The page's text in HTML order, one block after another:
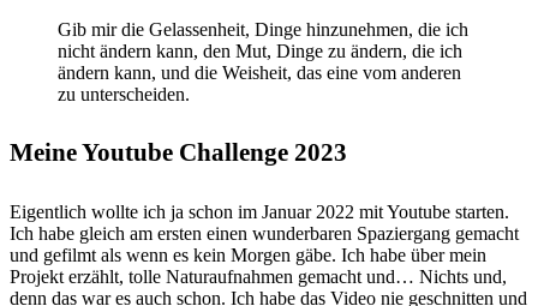
Gib mir die Gelassenheit, Dinge hinzunehmen, die ich
nicht ändern kann, den Mut, Dinge zu ändern, die ich
ändern kann, und die Weisheit, das eine vom anderen
zu unterscheiden.
Meine Youtube Challenge 2023
Eigentlich wollte ich ja schon im Januar 2022 mit Youtube starten.
Ich habe gleich am ersten einen wunderbaren Spaziergang gemacht
und gefilmt als wenn es kein Morgen gäbe. Ich habe über mein
Projekt erzählt, tolle Naturaufnahmen gemacht und… Nichts und,
denn das war es auch schon. Ich habe das Video nie geschnitten und